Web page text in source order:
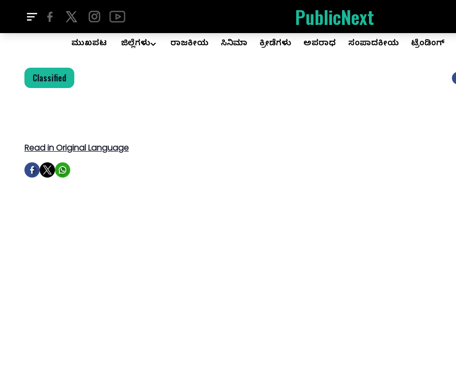
PublicNext
ಮುಖಪುಟ ಜಿಲ್ಲೆಗಳು ರಾಜಕೀಯ ಸಿನಿಮಾ ಕ್ರೀಡೆಗಳು ಅಪರಾಧ ಸಂಪಾದಕೀಯ ಟ್ರೆಂಡಿಂಗ್
Classified
Read in Original Language